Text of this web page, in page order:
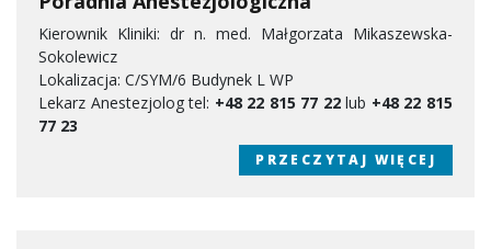
Kierownik Kliniki: dr n. med. Małgorzata Mikaszewska-
Sokolewicz
Lokalizacja: C/SYM/6 Budynek L WP
Lekarz Anestezjolog tel: +48 22 815 77 22lub +48 22 815
77 23
PRZECZYTAJ WIĘCEJ